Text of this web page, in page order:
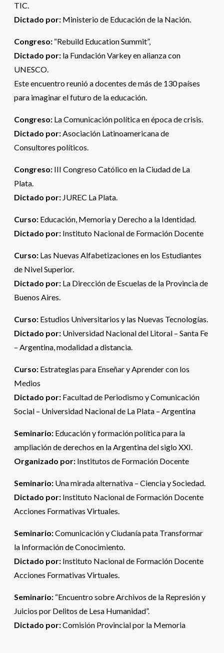
TIC.
Dictado por: Ministerio de Educación de la Nación.
Congreso: “Rebuild Education Summit”,
Dictado por: la Fundación Varkey en alianza con
UNESCO.
Este encuentro reunió a docentes de más de 130 países
para imaginar el futuro de la educación.
Congreso: La Comunicación política en época de crisis.
Dictado por:Asociación Latinoamericana de
Consultores políticos.
Congreso: III Congreso Católico en la Ciudad de La
Plata.
Dictado por: JUREC La Plata.
Curso: Educación, Memoria y Derecho a la Identidad.
Dictado por: Instituto Nacional de Formación Docente
Curso: Las Nuevas Alfabetizaciones en los Estudiantes
de Nivel Superior.
Dictado por: La Dirección de Escuelas de la Provincia de
Buenos Aires.
Curso: Estudios Universitarios y las Nuevas Tecnologías.
Dictado por: Universidad Nacional del Litoral – Santa Fe
– Argentina, modalidad a distancia.
Curso: Estrategias para Enseñar y Aprender con los
Medios
Dictado por: Facultad de Periodismo y Comunicación
Social – Universidad Nacional de La Plata – Argentina
Seminario: Educación y formación política para la
ampliación de derechos en la Argentina del siglo XXI.
Organizado por: Institutos de Formación Docente
Seminario: Una mirada alternativa – Ciencia y Sociedad.
Dictado por: Instituto Nacional de Formación Docente
Acciones Formativas Virtuales.
Seminario:Comunicación y Ciudanía pata Transformar
la Información de Conocimiento.
Dictado por: Instituto Nacional de Formación Docente
Acciones Formativas Virtuales.
Seminario: “Encuentro sobre Archivos de la Represión y
Juicios por Delitos de Lesa Humanidad”.
Dictado por:Comisión Provincial por la Memoria